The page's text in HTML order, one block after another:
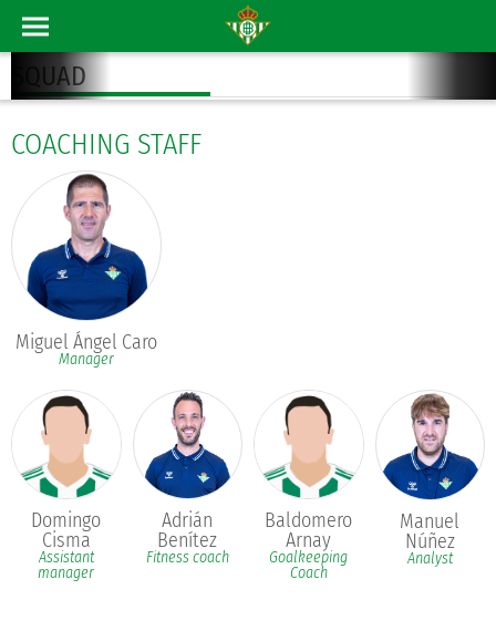
SQUAD
COACHING STAFF
Miguel Ángel Caro
Manager
Domingo
Cisma
Assistant
manager
Adrián
Benítez
Fitness coach
Baldomero
Arnay
Goalkeeping
Coach
Manuel
Núñez
Analyst